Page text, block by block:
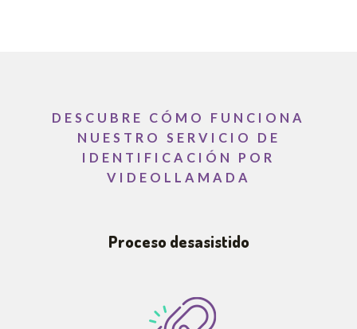
DESCUBRE CÓMO FUNCIONA
NUESTRO SERVICIO DE
IDENTIFICACIÓN POR
VIDEOLLAMADA
Proceso desasistido